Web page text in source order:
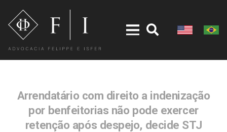
Arrendatário com direito a indenização
por benfeitorias não pode exercer
retenção após despejo, decide STJ